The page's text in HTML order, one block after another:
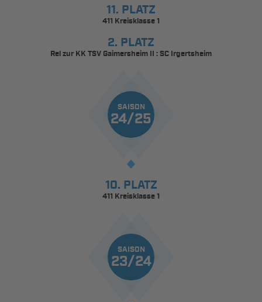
11. PLATZ
411 Kreisklasse 1
2. PLATZ
Rel zur KK TSV Gaimersheim II : SC Irgertsheim
SAISON
24/25
10. PLATZ
411 Kreisklasse 1
SAISON
23/24